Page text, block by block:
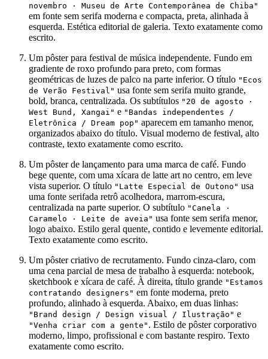
novembro · Museu de Arte Contemporânea de Chiba"
em fonte sem serifa moderna e compacta, preta, alinhada à
esquerda. Estética editorial de galeria. Texto exatamente como
escrito.
Um pôster para festival de música independente. Fundo em
gradiente de roxo profundo para preto, com formas
geométricas de luzes de palco na parte inferior. O título "Ecos
de Verão Festival" usa fonte sem serifa muito grande,
bold, branca, centralizada. Os subtítulos "20 de agosto ·
West Bund, Xangai" e "Bandas independentes /
Eletrônica / Dream pop" aparecem em tamanho menor,
organizados abaixo do título. Visual moderno de festival, alto
contraste, texto exatamente como escrito.
Um pôster de lançamento para uma marca de café. Fundo
bege quente, com uma xícara de latte art no centro, em leve
vista superior. O título "Latte Especial de Outono" usa
uma fonte serifada retrô acolhedora, marrom-escura,
centralizada na parte superior. O subtítulo "Canela ·
Caramelo · Leite de aveia" usa fonte sem serifa menor,
logo abaixo. Estilo geral quente, contido e levemente editorial.
Texto exatamente como escrito.
Um pôster criativo de recrutamento. Fundo cinza-claro, com
uma cena parcial de mesa de trabalho à esquerda: notebook,
sketchbook e xícara de café. À direita, título grande "Estamos
contratando designers" em fonte moderna, preto
profundo, alinhado à esquerda. Abaixo, em duas linhas:
"Brand design / Design visual / Ilustração" e
"Venha criar com a gente" . Estilo de pôster corporativo
moderno, limpo, profissional e com bastante respiro. Texto
exatamente como escrito.